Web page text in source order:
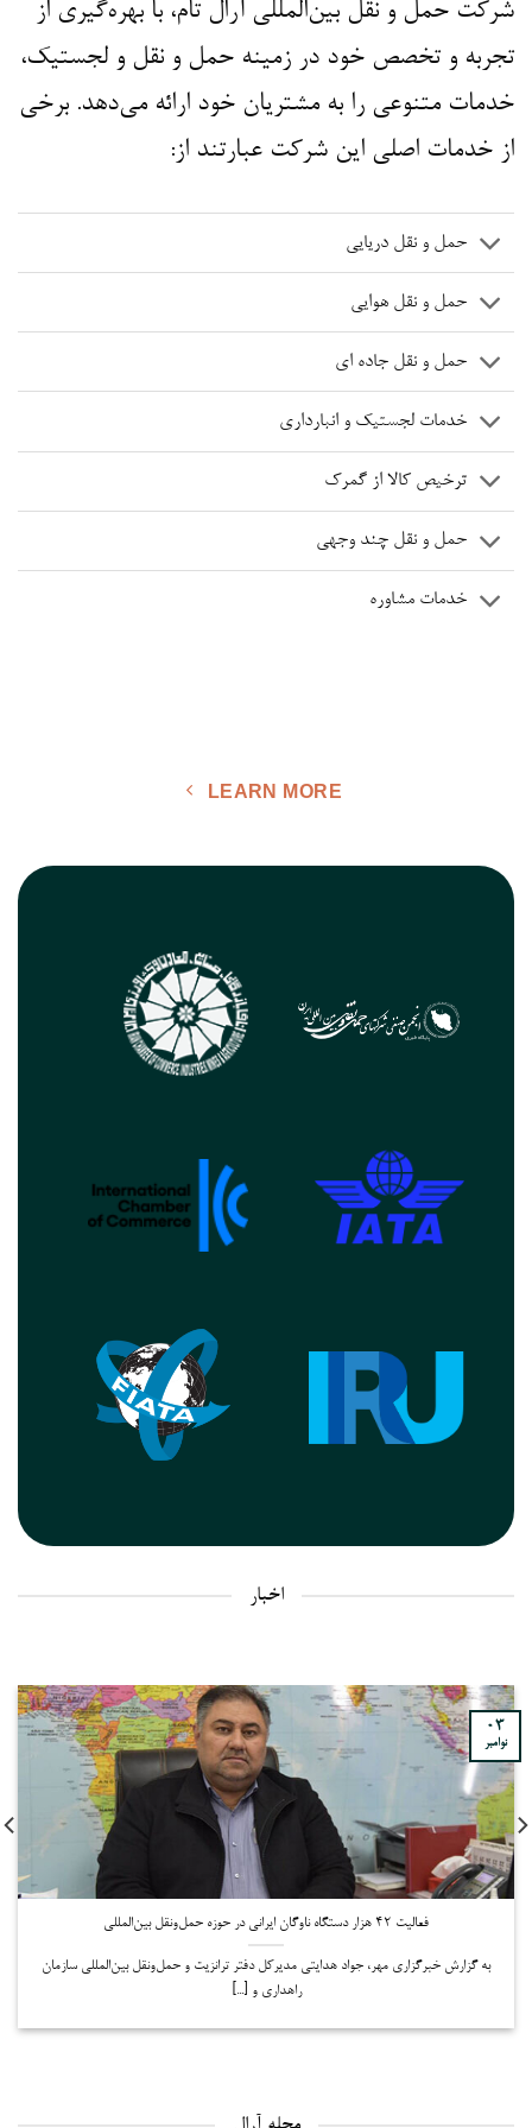
شرکت حمل و نقل بین‌المللی آرال تام، با بهره‌گیری از
تجربه و تخصص خود در زمینه حمل و نقل و لجستیک،
خدمات متنوعی را به مشتریان خود ارائه می‌دهد. برخی
از خدمات اصلی این شرکت عبارتند از:
حمل و نقل دریایی
حمل و نقل هوایی
حمل و نقل جاده ای
خدمات لجستیک و انبارداری
ترخیص کالا از گمرک
حمل و نقل چند وجهی
خدمات مشاوره
LEARN MORE
اخبار
فعالیت ۴۲ هزار دستگاه ناوگان ایرانی در حوزه حمل‌ونقل بین‌المللی
به گزارش خبرگزاری مهر، جواد هدایتی مدیرکل دفتر ترانزیت و حمل‌ونقل بین‌المللی سازمان
راهداری و [...]
03
نوامبر